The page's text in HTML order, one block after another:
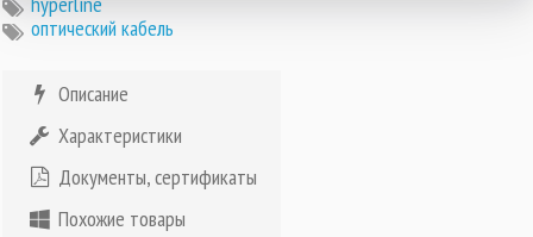
оптический кабель
Описание
Характеристики
Документы, сертификаты
Похожие товары